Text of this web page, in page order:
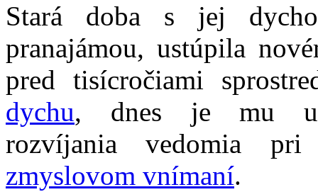
Stará doba s jej
pranajámou, ustúpila
pred tisícročiami
dychu, dnes je mu
rozvíjania vedomia pri
zmyslovom vnímaní.